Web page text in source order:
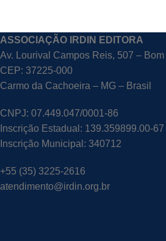
ASSOCIAÇÃO IRDIN EDITORA
Av. Lourival Campos Reis, 507 –
CEP: 37225-000
Carmo da Cachoeira – MG – Brasil
CNPJ: 07.449.047/0001-86
Inscrição Estadual: 139.359899.00-67
Inscrição Municipal: 340712
+55 (35) 3225-2616
atendimento@irdin.org.br